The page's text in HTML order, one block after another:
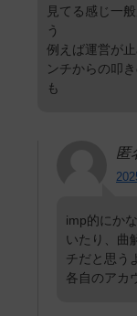
見てる感じ一
う
例えば運営が
ンチからの叩
も
匿
imp的にか
いたり、曲
チだと思う
各自のアカ